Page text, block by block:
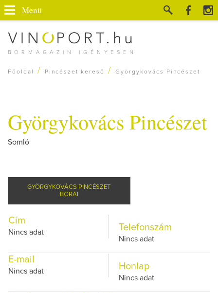
BORMAGAZIN IGÉNYESEN
Menü
Főoldal / Pincészet kereső / Györgykovács Pincészet
Györgykovács Pincészet
Somló
GYÖRGYKOVÁCS PINCÉSZET
BORAI
Cím
Nincs adat Telefonszám
Nincs adat
E-mail
Nincs adat Honlap
Nincs adat